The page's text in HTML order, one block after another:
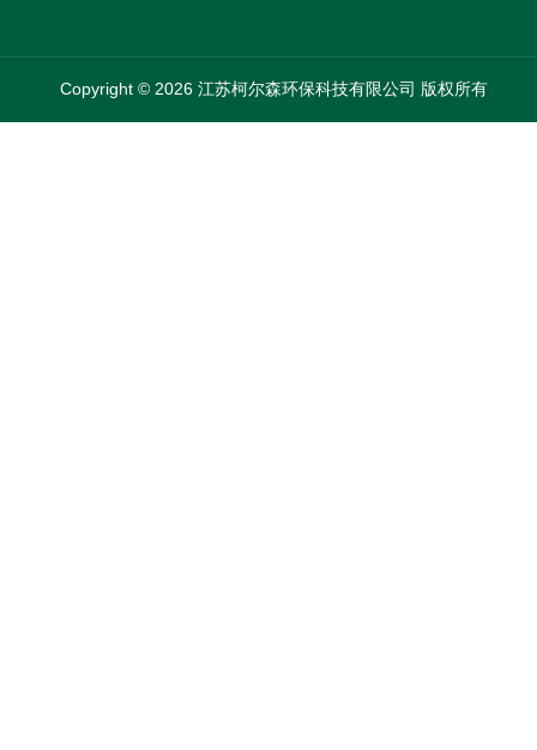
Copyright © 2026 江苏柯尔森环保科技有限公司 版权所有